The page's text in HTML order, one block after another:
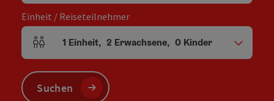
Einheit / Reiseteilnehmer
Einheitenanzahl und Personenfelder
1 Einheit, 2 Erwachsene, 0 Kinder
Suchen